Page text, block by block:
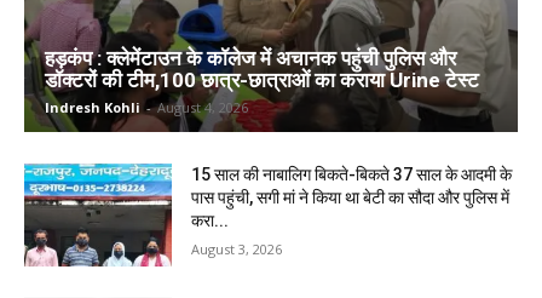
हड़कंप : क्लेमेंटाउन के कॉलेज में अचानक पहुंची पुलिस और
डॉक्टरों की टीम,100 छात्र-छात्राओं का कराया Urine टेस्ट
Indresh Kohli - August 4, 2026
15 साल की नाबालिग बिकते-बिकते 37 साल के आदमी के
पास पहुंची, सगी मां ने किया था बेटी का सौदा और पुलिस में
करा...
August 3, 2026